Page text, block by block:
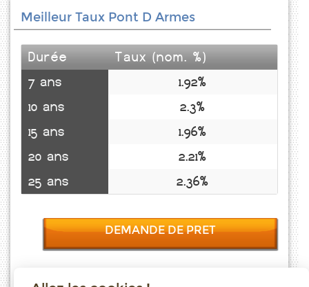
Meilleur Taux Pont D Armes
Durée
Taux (nom. %)
7 ans
1.92%
10 ans
2.3%
15 ans
1.96%
20 ans
2.21%
25 ans
2.36%
DEMANDE DE PRET